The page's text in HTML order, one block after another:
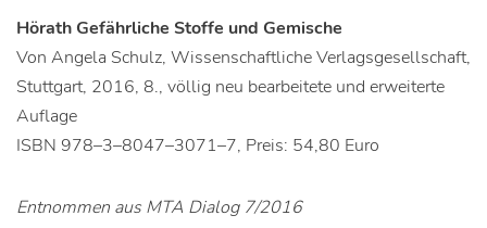
Hörath Gefährliche Stoffe und Gemische
Von Angela Schulz, Wissenschaftliche Verlagsgesellschaft,
Stuttgart, 2016, 8., völlig neu bearbeitete und erweiterte
Auflage
ISBN 978–3–8047–3071–7, Preis: 54,80 Euro
Entnommen aus MTA Dialog 7/2016